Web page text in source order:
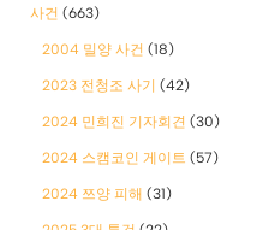
사건 (663)
2004 밀양 사건 (18)
2023 전청조 사기 (42)
2024 민희진 기자회견 (30)
2024 스캠코인 게이트 (57)
2024 쯔양 피해 (31)